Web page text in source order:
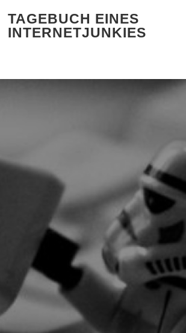
TAGEBUCH EINES
INTERNETJUNKIES